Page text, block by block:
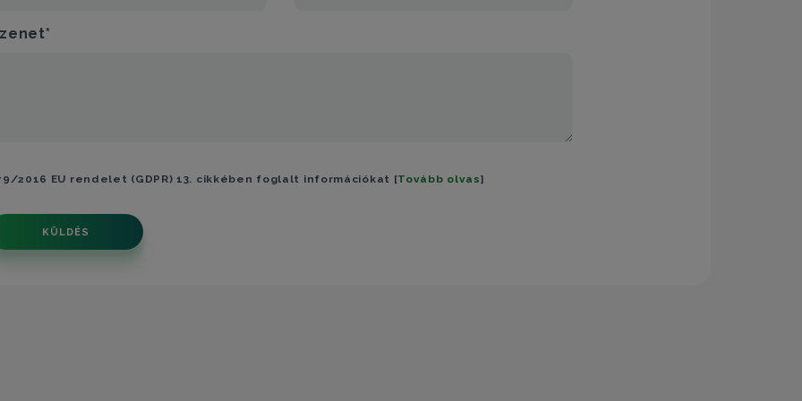
2016 EU rendelet (GDPR) 13. cikkében foglalt információkat [Tovább olvas]
KÜLDÉS